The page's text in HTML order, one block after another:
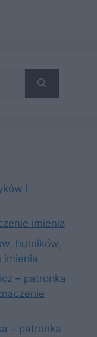
i
imienia
hutników,
imienia
– patronka
– patronka